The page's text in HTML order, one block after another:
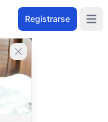
Registrarse
Cerrar banner